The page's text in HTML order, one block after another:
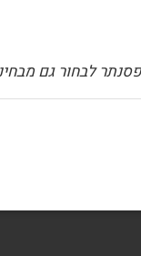
לבחור גם